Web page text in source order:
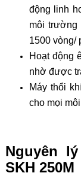
động linh
môi
1500 vòng/
Hoạt động
nhờ được
Máy thổi
cho mọi
Nguyên
SKH 250M